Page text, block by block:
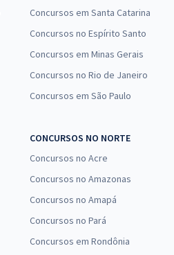
Concursos em Santa Catarina
Concursos no Espírito Santo
Concursos em Minas Gerais
Concursos no Rio de Janeiro
Concursos em São Paulo
CONCURSOS NO NORTE
Concursos no Acre
Concursos no Amazonas
Concursos no Amapá
Concursos no Pará
Concursos em Rondônia